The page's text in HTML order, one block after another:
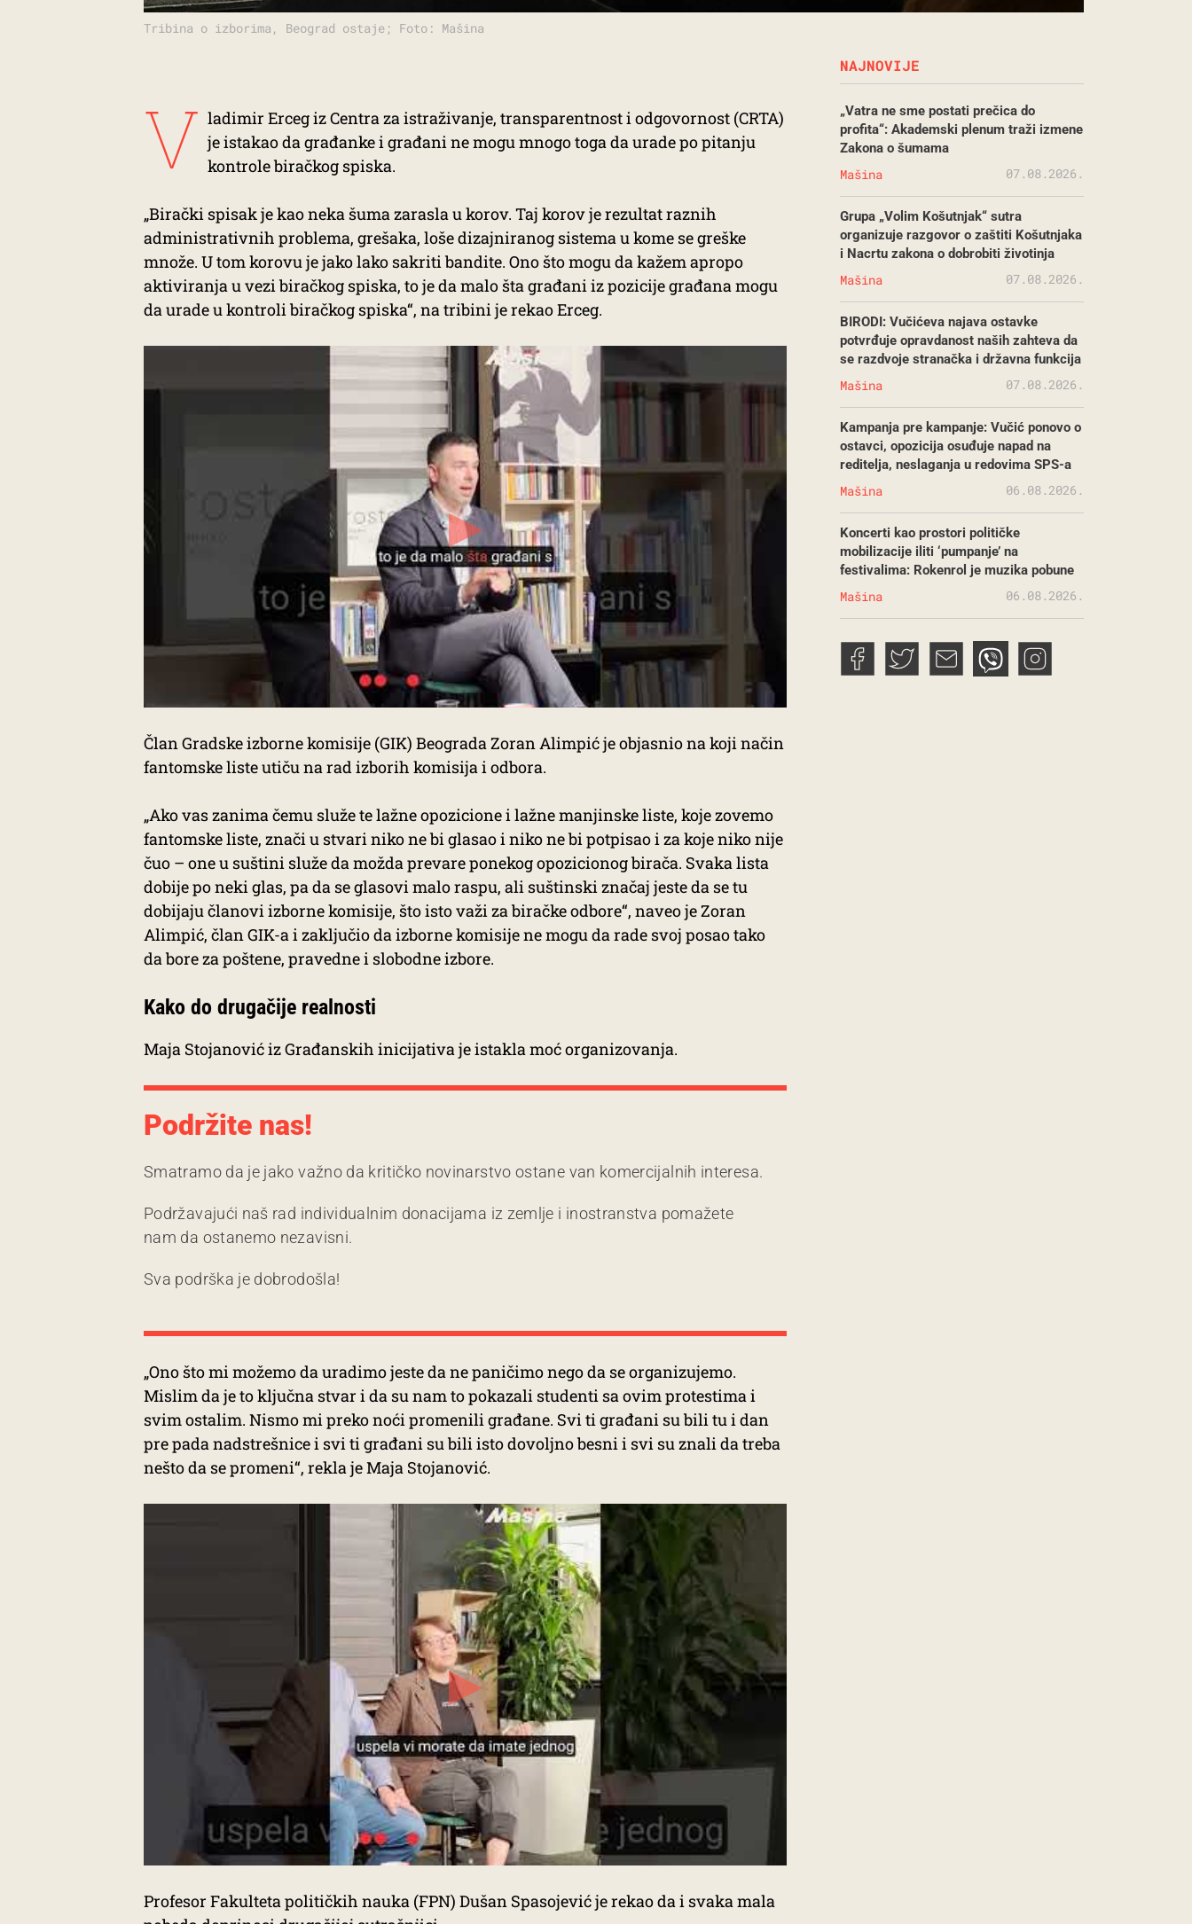
Tribina o izborima, Beograd ostaje; Foto: Mašina
V ladimir Erceg iz Centra za istraživanje, transparentnost i odgovornost (CRTA)
je istakao da građanke i građani ne mogu mnogo toga da urade po pitanju
kontrole biračkog spiska.
„Birački spisak je kao neka šuma zarasla u korov. Taj korov je rezultat raznih
administrativnih problema, grešaka, loše dizajniranog sistema u kome se greške
množe. U tom korovu je jako lako sakriti bandite. Ono što mogu da kažem apropo
aktiviranja u vezi biračkog spiska, to je da malo šta građani iz pozicije građana mogu
da urade u kontroli biračkog spiska“, na tribini je rekao Erceg.
Član Gradske izborne komisije (GIK) Beograda Zoran Alimpić je objasnio na koji način
fantomske liste utiču na rad izborih komisija i odbora.
„Ako vas zanima čemu služe te lažne opozicione i lažne manjinske liste, koje zovemo
fantomske liste, znači u stvari niko ne bi glasao i niko ne bi potpisao i za koje niko nije
čuo – one u suštini služe da možda prevare ponekog opozicionog birača. Svaka lista
dobije po neki glas, pa da se glasovi malo raspu, ali suštinski značaj jeste da se tu
dobijaju članovi izborne komisije, što isto važi za biračke odbore“, naveo je Zoran
Alimpić, član GIK-a i zaključio da izborne komisije ne mogu da rade svoj posao tako
da bore za poštene, pravedne i slobodne izbore.
Kako do drugačije realnosti
Maja Stojanović iz Građanskih inicijativa je istakla moć organizovanja.
Podržite nas!
Smatramo da je jako važno da kritičko novinarstvo ostane van komercijalnih interesa.
Podržavajući naš rad individualnim donacijama iz zemlje i inostranstva pomažete
nam da ostanemo nezavisni.
Sva podrška je dobrodošla!
„Ono što mi možemo da uradimo jeste da ne paničimo nego da se organizujemo.
Mislim da je to ključna stvar i da su nam to pokazali studenti sa ovim protestima i
svim ostalim. Nismo mi preko noći promenili građane. Svi ti građani su bili tu i dan
pre pada nadstrešnice i svi ti građani su bili isto dovoljno besni i svi su znali da treba
nešto da se promeni“, rekla je Maja Stojanović.
Profesor Fakulteta političkih nauka (FPN) Dušan Spasojević je rekao da i svaka mala
NAJNOVIJE
„Vatra ne sme postati prečica do
profita“: Akademski plenum traži izmene
Zakona o šumama
Mašina 07.08.2026.
Grupa „Volim Košutnjak“ sutra
organizuje razgovor o zaštiti Košutnjaka
i Nacrtu zakona o dobrobiti životinja
Mašina 07.08.2026.
BIRODI: Vučićeva najava ostavke
potvrđuje opravdanost naših zahteva da
se razdvoje stranačka i državna funkcija
Mašina 07.08.2026.
Kampanja pre kampanje: Vučić ponovo o
ostavci, opozicija osuđuje napad na
reditelja, neslaganja u redovima SPS-a
Mašina 06.08.2026.
Koncerti kao prostori političke
mobilizacije iliti ‘pumpanje’ na
festivalima: Rokenrol je muzika pobune
Mašina 06.08.2026.